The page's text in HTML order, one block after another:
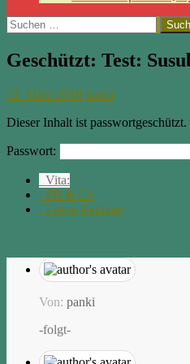
Suchen
nach:
Geschützt: Test:
12. März 2016 panki
Dieser Inhalt ist
Passwort:
Vita:
FB & Co
Letzte Beiträge
Von: panki
-folgt-